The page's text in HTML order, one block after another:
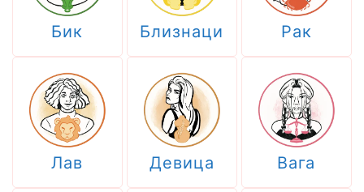
Бик Близнаци Рак
Лав Девица Вага